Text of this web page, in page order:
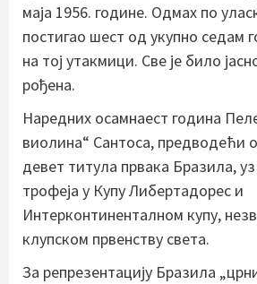
маја 1956. године. Одмах по
постигао шест од укупно седам
на тој утакмици. Све је било
рођена.
Наредних осамнаест година
виолина“ Сантоса, предводећи
девет титула првака Бразила,
трофеја у Купу Либертадорес и
Интерконтиненталном купу,
клупском првенству света.
За репрезентацију Бразила